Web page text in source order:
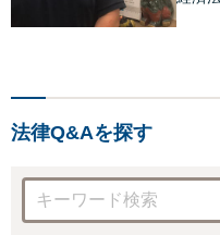
法律Q&Aを探す